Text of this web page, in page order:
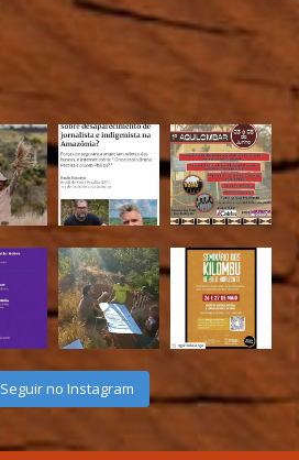
Seguir no Instagram